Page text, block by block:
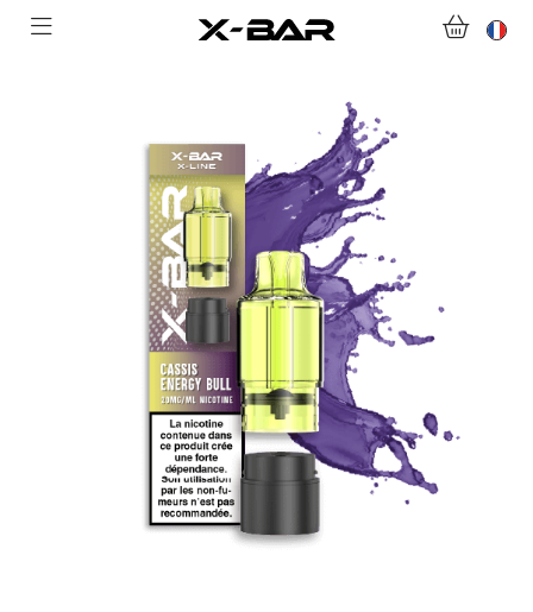
COLLECTIONS
NOUS CONTACTER
FOIRE AUX QUESTIONS
DEVENIR REVENDEUR